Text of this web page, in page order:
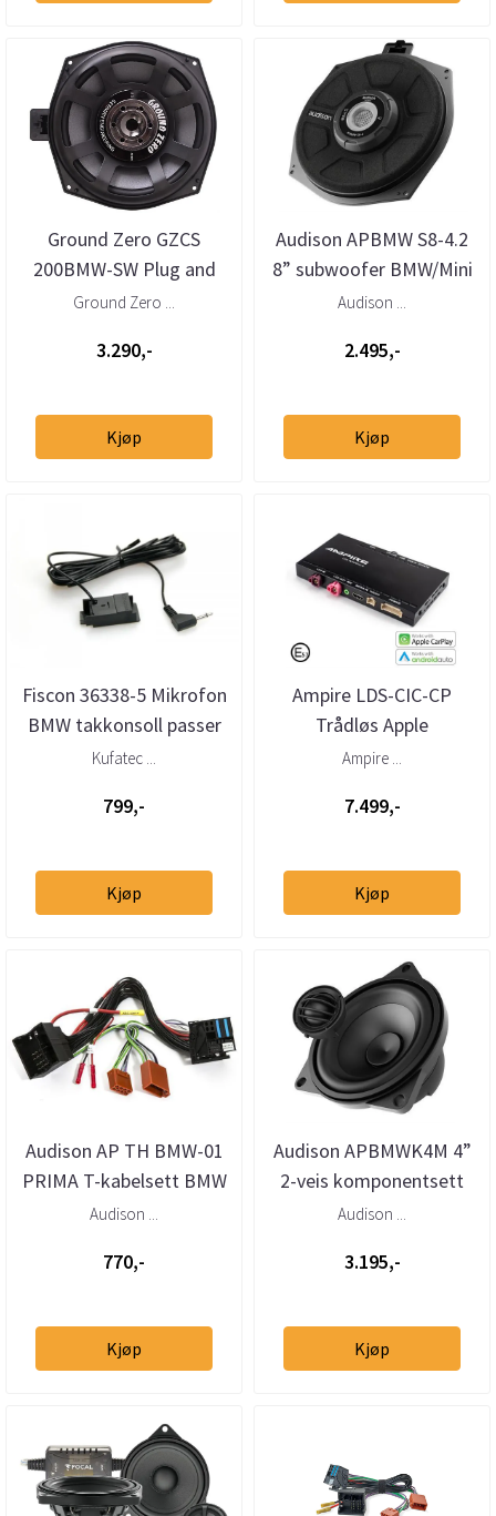
Ground Zero GZCS
200BMW-SW Plug and
Play 8” basskit til BMW
Ground Zero ...
3.290,-
Kjøp
Audison APBMW S8-4.2
8” subwoofer BMW/Mini
4 Ohm (stk)
Audison ...
2.495,-
Kjøp
Fiscon 36338-5 Mikrofon
BMW takkonsoll passer
Handsfree med 3,5mm
Kufatec ...
799,-
Kjøp
Ampire LDS-CIC-CP
Trådløs Apple
CarPlay/Android Auto
Ampire ...
7.499,-
Kjøp
Audison AP TH BMW-01
PRIMA T-kabelsett BMW
Mini (2001–>)
Audison ...
770,-
Kjøp
Audison APBMWK4M 4”
2-veis komponentsett
for BMW, Mini, Rolls-
Audison ...
3.195,-
Kjøp